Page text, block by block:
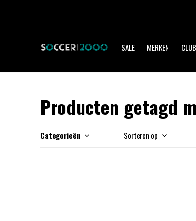
SALE MERKEN
Producten getagd
Categorieën Sorteren op